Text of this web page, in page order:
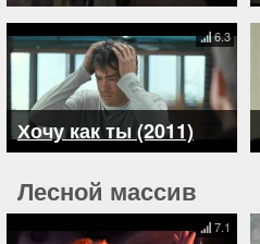
Хочу как ты (2011)
6.3
Лесной массив
7.1